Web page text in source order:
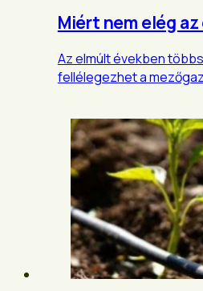
Miért nem elég az
Az elmúlt években
fellélegezhet a